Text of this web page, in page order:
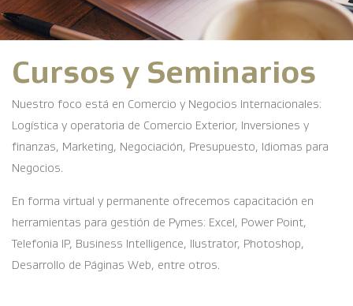
Cursos y Seminarios
Nuestro foco está en Comercio y Negocios Internacionales:
Logística y operatoria de Comercio Exterior, Inversiones y
finanzas, Marketing, Negociación, Presupuesto, Idiomas para
Negocios.
En forma virtual y permanente ofrecemos capacitación en
herramientas para gestión de Pymes: Excel, Power Point,
Telefonia IP, Business Intelligence, Ilustrator, Photoshop,
Desarrollo de Páginas Web, entre otros.